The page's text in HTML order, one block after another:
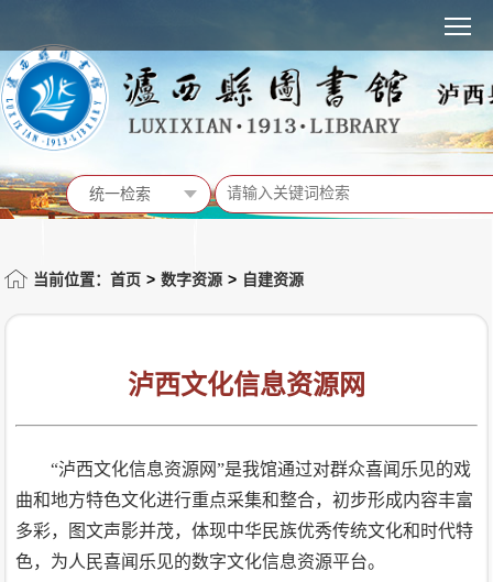
统一检索
馆藏书目
当前位置：首页 > 数字资源 > 自建资源
泸西文化信息资源网
“泸西文化信息资源网”是我馆通过对群众喜闻乐见的戏
曲和地方特色文化进行重点采集和整合，初步形成内容丰富
多彩，图文声影并茂，体现中华民族优秀传统文化和时代特
色，为人民喜闻乐见的数字文化信息资源平台。